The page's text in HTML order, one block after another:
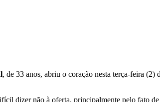
, de 33 anos, abriu o coração nesta terça-feira (2)
dizer não à oferta, principalmente pelo fato